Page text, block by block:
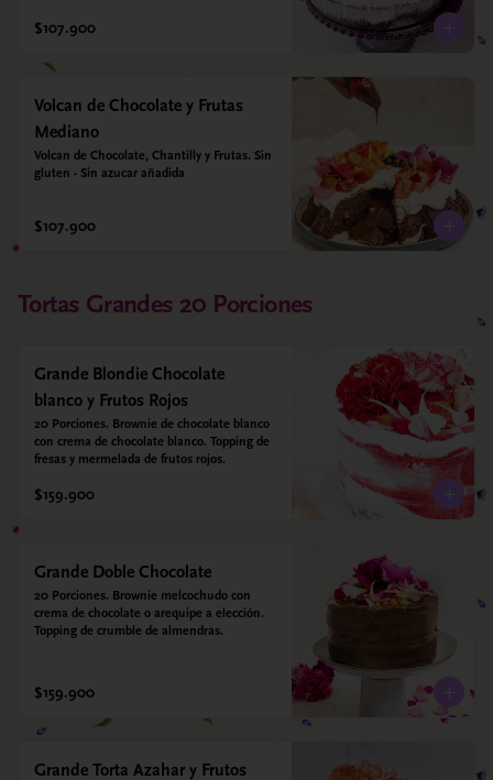
$107.900
Volcan de Chocolate y Frutas
Mediano
Volcan de Chocolate, Chantilly y Frutas. Sin
gluten - Sin azucar añadida
$107.900
Tortas Grandes 20 Porciones
Grande Blondie Chocolate
blanco y Frutos Rojos
20 Porciones. Brownie de chocolate blanco
con crema de chocolate blanco. Topping de
fresas y mermelada de frutos rojos.
$159.900
Grande Doble Chocolate
20 Porciones. Brownie melcochudo con
crema de chocolate o arequipe a elección.
Topping de crumble de almendras.
$159.900
Grande Torta Azahar y Frutos